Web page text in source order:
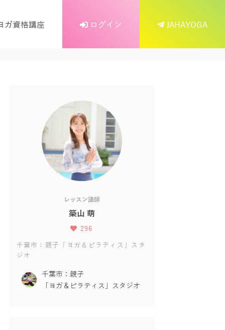
ガ資格講座 ログイン JAHAYOGA
レッスン講師
築山 萌
296
千葉市：親子「ヨガ＆ピラティス」スタ
ジオ
千葉市：親子
「ヨガ＆ピラティス」スタジオ